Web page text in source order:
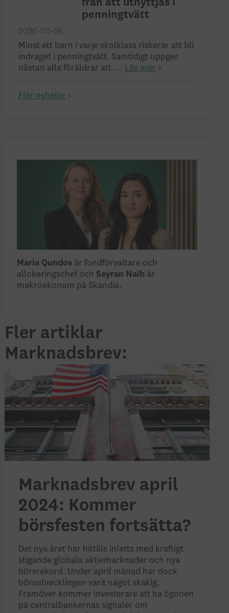
från att utnyttjas i
penningtvätt
2026-05-26
Minst ett barn i varje skolklass riskerar att bli
indraget i penningtvätt. Samtidigt uppger
nästan alla föräldrar att ...
Läs mer
Fler nyheter
Maria Qundos är fondförvaltare och
allokeringschef och Seyran Naibär
makroekonom på Skandia.
Fler artiklar
Marknadsbrev:
Marknadsbrev april
2024: Kommer
börsfesten fortsätta?
Det nya året har hittills inletts med kraftigt
stigande globala aktiemarknader och nya
börsrekord. Under april månad har dock
börsutvecklingen varit något skakig.
Framöver kommer investerare att ha ögonen
på centralbankernas signaler om